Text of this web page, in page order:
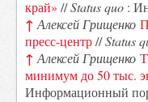
край» //Status quo:
↑ Алексей Грищенко
пресс-центр//Status
↑ Алексей Грищенко
минимум до 50 тыс.
Информационный